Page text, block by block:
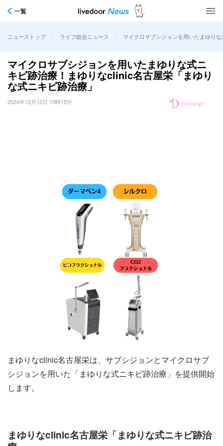
一覧
ニューストップ > ライフ総合ニュース > マイクロサブシジョンを用いたまゆり
マイクロサブシジョンを用いたまゆりな式ニ
キビ跡治療！まゆりなclinic名古屋栄「まゆり
な式ニキビ跡治療」
2024年12月12日 15時15分
まゆりなclinic名古屋栄は、サブシジョンとマイクロサブ
シジョンを用いた「まゆりな式ニキビ跡治療」を提供開始
します。
まゆりなclinic名古屋栄「まゆりな式ニキビ跡治